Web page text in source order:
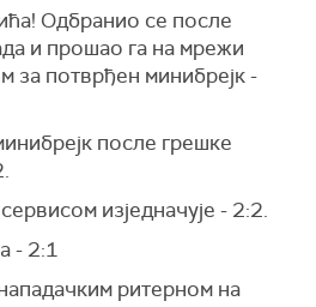
Одбранио се после
и прошао га на мрежи
за потврђен минибрејк -
после грешке
изједначује - 2:2.
- 2:1
ритерном на